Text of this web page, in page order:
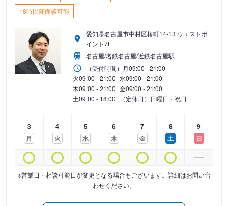
18時以降面談可能
愛知県名古屋市中村区椿町14-13 ウエストポ
イント7F
名古屋/名鉄名古屋/近鉄名古屋駅
（受付時間） 月09:00 - 21:00
火09:00 - 21:00 水09:00 - 21:00
木09:00 - 21:00 金09:00 - 21:00
土09:00 - 18:00 （定休日）日曜日・祝日
3
月
4
火
5
水
6
木
7
金
8
土
9
日
※営業日・相談可能日が変更となる場合もございます。詳細はお問い合
わせください。